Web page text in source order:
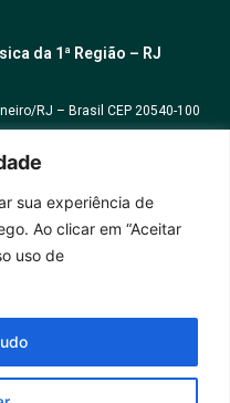
sua experiência de
Ao clicar em “Aceitar
uso de
da 1ª Região – RJ
RJ – Brasil CEP 20540-100